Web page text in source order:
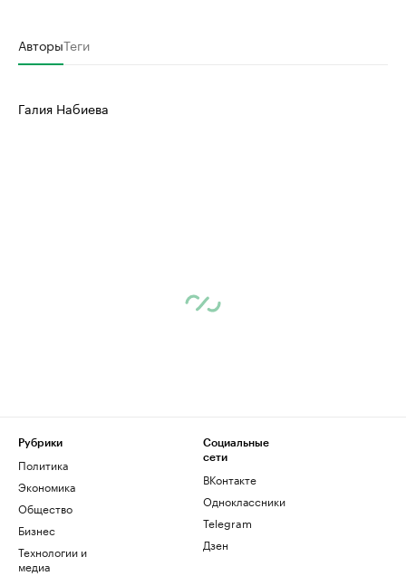
АвторыТеги
Галия Набиева
Рубрики
Политика
Экономика
Общество
Бизнес
Технологии и
медиа
Социальные
сети
ВКонтакте
Одноклассники
Telegram
Дзен